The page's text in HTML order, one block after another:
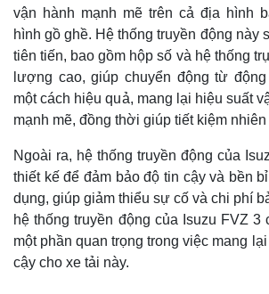
vận hành mạnh mẽ trên cả địa hình
hình gồ ghề. Hệ thống truyền động này
tiên tiến, bao gồm hộp số và hệ thống
lượng cao, giúp chuyển động từ
một cách hiệu quả, mang lại hiệu suất
mạnh mẽ, đồng thời giúp tiết kiệm nhiên
Ngoài ra, hệ thống truyền động của
thiết kế để đảm bảo độ tin cậy và bền
dụng, giúp giảm thiểu sự cố và chi phí
hệ thống truyền động của Isuzu FVZ 3
một phần quan trọng trong việc mang
cậy cho xe tải này.